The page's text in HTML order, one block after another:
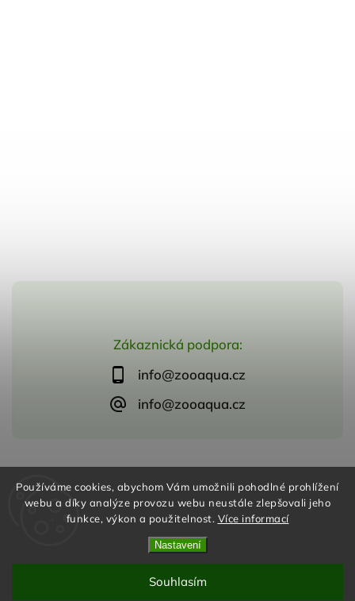
Používáme cookies, abychom Vám umožnili pohodlné prohlížení
webu a díky analýze provozu webu neustále zlepšovali jeho
funkce, výkon a použitelnost. Více informací
Nastavení
Souhlasím
Zákaznická podpora:
info@zooaqua.cz
info@zooaqua.cz
VytvořilShoptet | DesignShoptak.cz